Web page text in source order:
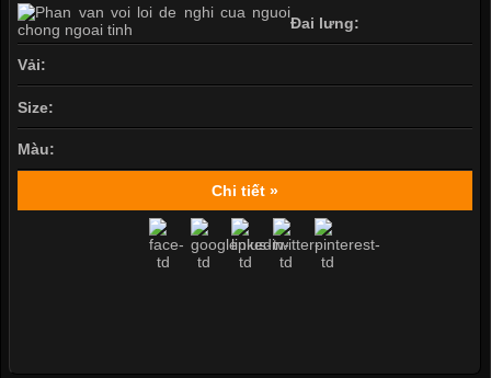
Đai lưng:
Vải:
Size:
Màu:
Chi tiết »